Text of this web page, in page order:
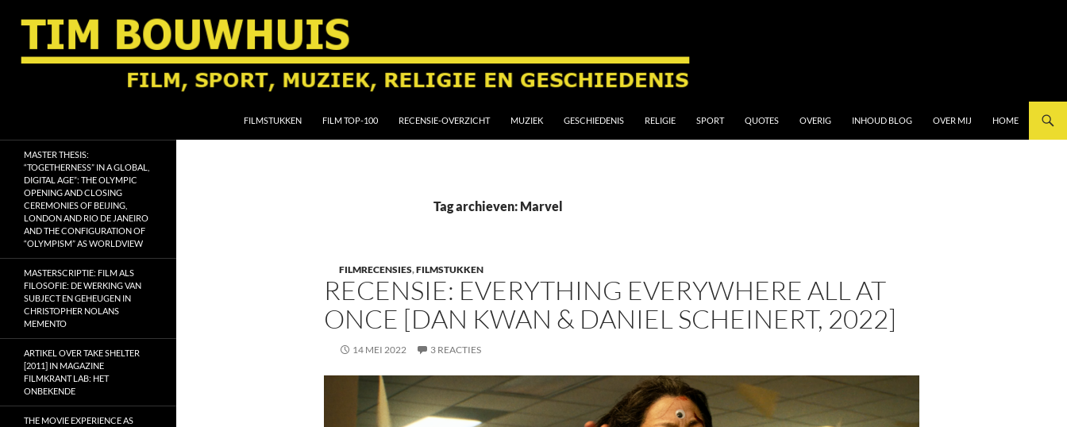
naar
inhoud
FILMSTUKKEN FILM TOP-100 RECENSIE-OVERZICHT MUZIEK GESCHIEDENIS RELIGIE SPORT QUOTES OVERIG INHOUD BLOG OVER MIJ HOME
Tag archieven: Marvel
FILMRECENSIES,FILMSTUKKEN
RECENSIE: EVERYTHING EVERYWHERE ALL AT
ONCE [DAN KWAN & DANIEL SCHEINERT, 2022]
14 MEI 2022 3 REACTIES
geschiedenis
MASTER THESIS:
“TOGETHERNESS” IN A GLOBAL,
DIGITAL AGE”: THE OLYMPIC
OPENING AND CLOSING
CEREMONIES OF BEIJING,
LONDON AND RIO DE JANEIRO
AND THE CONFIGURATION OF
“OLYMPISM” AS WORLDVIEW
MASTERSCRIPTIE: FILM ALS
FILOSOFIE: DE WERKING VAN
SUBJECT EN GEHEUGEN IN
CHRISTOPHER NOLANS
MEMENTO
ARTIKEL OVER TAKE SHELTER
[2011] IN MAGAZINE
FILMKRANT LAB: HET
ONBEKENDE
THE MOVIE EXPERIENCE AS